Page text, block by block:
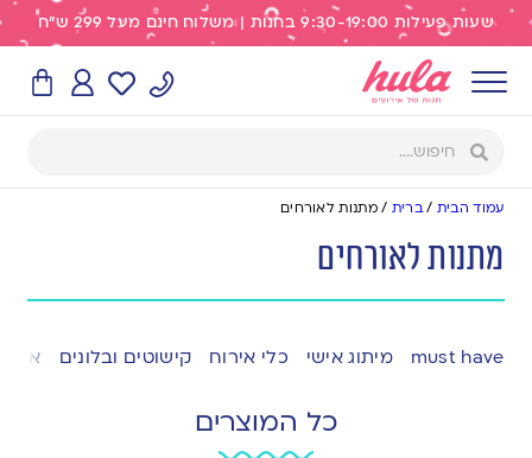
שעות פעילות 9:30-19:00 בחנות | משלוח חינם מעל 299 ש"ח
עמוד הבית /ברית /מתנות לאורחים
מתנות לאורחים
must have מיתוג אישי כלי אירוח קישוטים ובלונים
כל המוצרים